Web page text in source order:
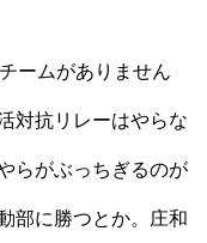
ームがありません
対抗リレーはやらな
らがぶっちぎるのが
部に勝つとか。庄和